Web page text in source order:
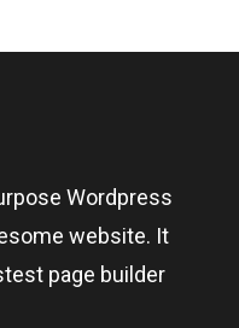
Wordpress
website. It
page builder